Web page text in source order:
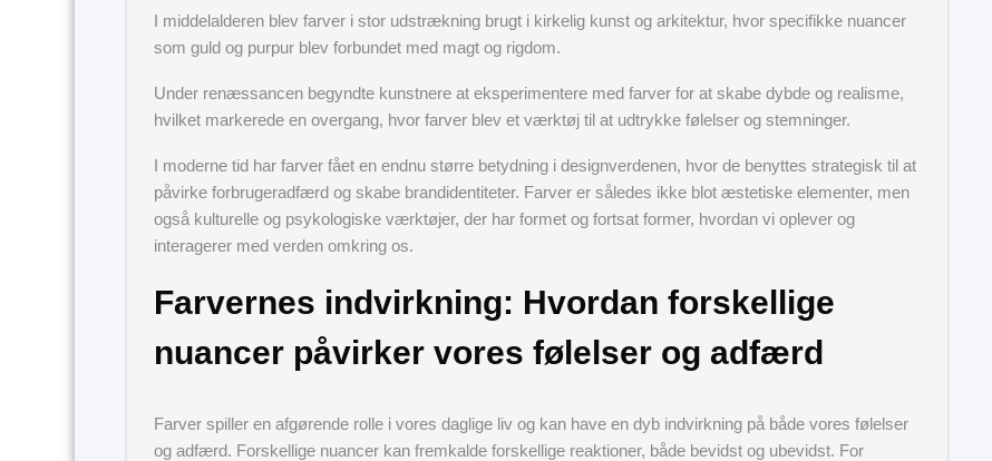
I middelalderen blev farver i stor udstrækning brugt i kirkelig kunst og arkitektur, hvor specifikke nuancer
som guld og purpur blev forbundet med magt og rigdom.
Under renæssancen begyndte kunstnere at eksperimentere med farver for at skabe dybde og realisme,
hvilket markerede en overgang, hvor farver blev et værktøj til at udtrykke følelser og stemninger.
I moderne tid har farver fået en endnu større betydning i designverdenen, hvor de benyttes strategisk til at
påvirke forbrugeradfærd og skabe brandidentiteter. Farver er således ikke blot æstetiske elementer, men
også kulturelle og psykologiske værktøjer, der har formet og fortsat former, hvordan vi oplever og
interagerer med verden omkring os.
Farvernes indvirkning: Hvordan forskellige
nuancer påvirker vores følelser og adfærd
Farver spiller en afgørende rolle i vores daglige liv og kan have en dyb indvirkning på både vores følelser
og adfærd. Forskellige nuancer kan fremkalde forskellige reaktioner, både bevidst og ubevidst. For